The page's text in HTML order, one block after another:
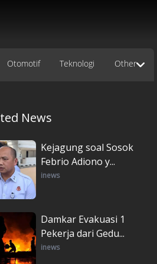
Otomotif Teknologi Other
News
Kejagung soal Sosok
Febrio Adiono y...
inews
Damkar Evakuasi 1
Pekerja dari Gedu...
inews